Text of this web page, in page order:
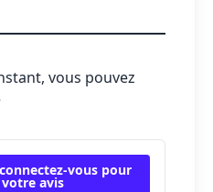
vous pouvez
vous pour
avis